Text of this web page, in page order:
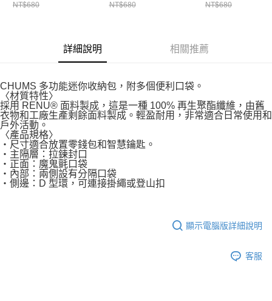
CH603987G057
NT$680
CH603987Z402
NT$680 NT$680
詳細說明 相關推薦
CHUMS 多功能迷你收納包，附多個便利口袋。
〈材質特性〉
採用 RENU® 面料製成，這是一種 100% 再生聚酯纖維，由舊
衣物和工廠生產剩餘面料製成。輕盈耐用，非常適合日常使用和
戶外活動。
〈產品規格〉
・尺寸適合放置零錢包和智慧鑰匙。
・主隔層：拉鍊封口
・正面：魔鬼氈口袋
・內部：兩側設有分隔口袋
・側邊：D 型環，可連接掛繩或登山扣
顯示電腦版詳細說明
客服